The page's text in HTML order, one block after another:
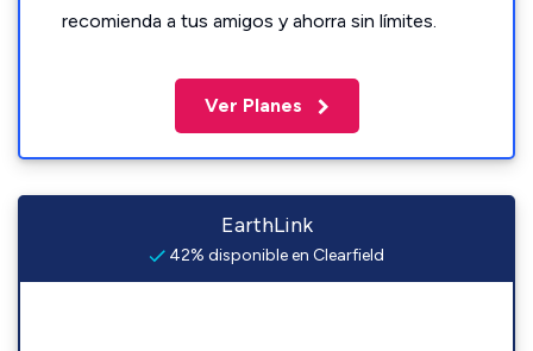
recomienda a tus amigos y ahorra sin límites.
Ver Planes
EarthLink
42% disponible en Clearfield